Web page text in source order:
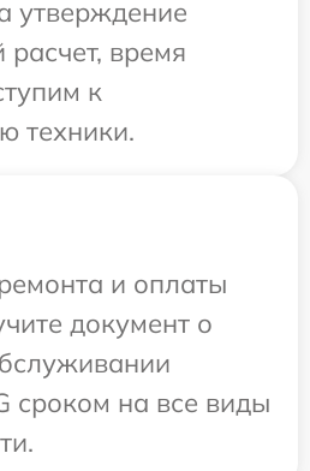
утверждение
время
к
техники.
и оплаты
документ о
сроком на все виды